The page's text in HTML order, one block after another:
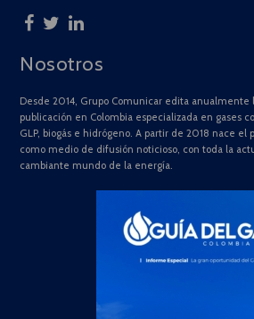
Nosotros
Desde 2014, Grupo Comunicar edita anualmente
publicación en Colombia especializada en gases
GLP, biogás e hidrógeno. A partir de 2018 nace el
como medio de difusión noticioso, con toda la
cambiante mundo de la energía.